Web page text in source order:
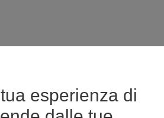
esperienza di